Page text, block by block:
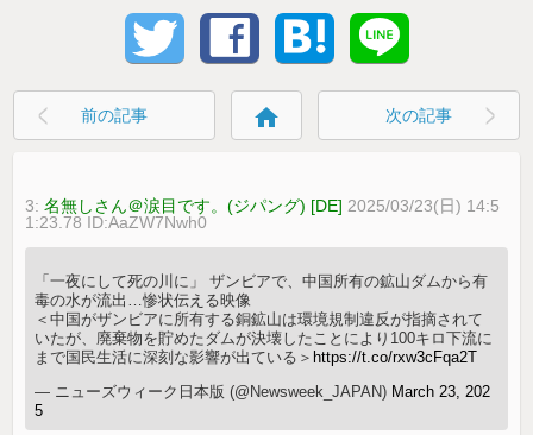
前の記事 home 次の記事
3:名無しさん＠涙目です。(ジパング) [DE] 2025/03/23(日) 14:5
1:23.78 ID:AaZW7Nwh0
「一夜にして死の川に」 ザンビアで、中国所有の鉱山ダムから有
毒の水が流出…惨状伝える映像
＜中国がザンビアに所有する銅鉱山は環境規制違反が指摘されて
いたが、廃棄物を貯めたダムが決壊したことにより100キロ下流に
まで国民生活に深刻な影響が出ている＞ https://t.co/rxw3cFqa2T
— ニューズウィーク日本版 (@Newsweek_JAPAN) March 23, 202
5